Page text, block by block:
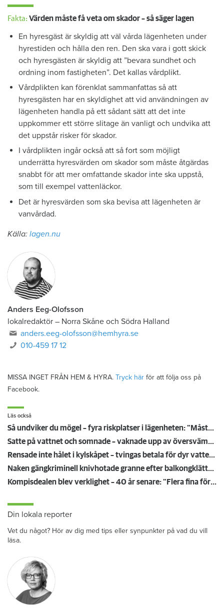
Fakta: Värden måste få veta om skador – så säger lagen
En hyresgäst är skyldig att väl vårda lägenheten under
hyrestiden och hålla den ren. Den ska vara i gott skick
och hyresgästen är skyldig att ”bevara sundhet och
ordning inom fastigheten”. Det kallas vårdplikt.
Vårdplikten kan förenklat sammanfattas så att
hyresgästen har en skyldighet att vid användningen av
lägenheten handla på ett sådant sätt att det inte
uppkommer ett större slitage än vanligt och undvika att
det uppstår risker för skador.
I vårdplikten ingår också att så fort som möjligt
underrätta hyresvärden om skador som måste åtgärdas
snabbt för att mer omfattande skador inte ska uppstå,
som till exempel vattenläckor.
Det är hyresvärden som ska bevisa att lägenheten är
vanvårdad.
Källa: lagen.nu
Anders Eeg-Olofsson
lokalredaktör – Norra Skåne och Södra Halland
anders.eeg-olofsson@hemhyra.se
010-459 17 12
MISSA INGET FRÅN HEM & HYRA. Tryck här för att följa oss på
Facebook.
Läs också
Så undviker du mögel – fyra riskplatser i lägenheten: ”Måste städa bort”
Satte på vattnet och somnade – vaknade upp av översvämning hos grannen
Rensade inte hålet i kylskåpet – tvingas betala för dyr vattenskada
Naken gängkriminell knivhotade granne efter balkongklättring
Kompisdealen blev verklighet – 40 år senare: "Flera fina fördelar med att dela bostad"
Din lokala reporter
Vet du något? Hör av dig med tips eller synpunkter på vad du vill
läsa.